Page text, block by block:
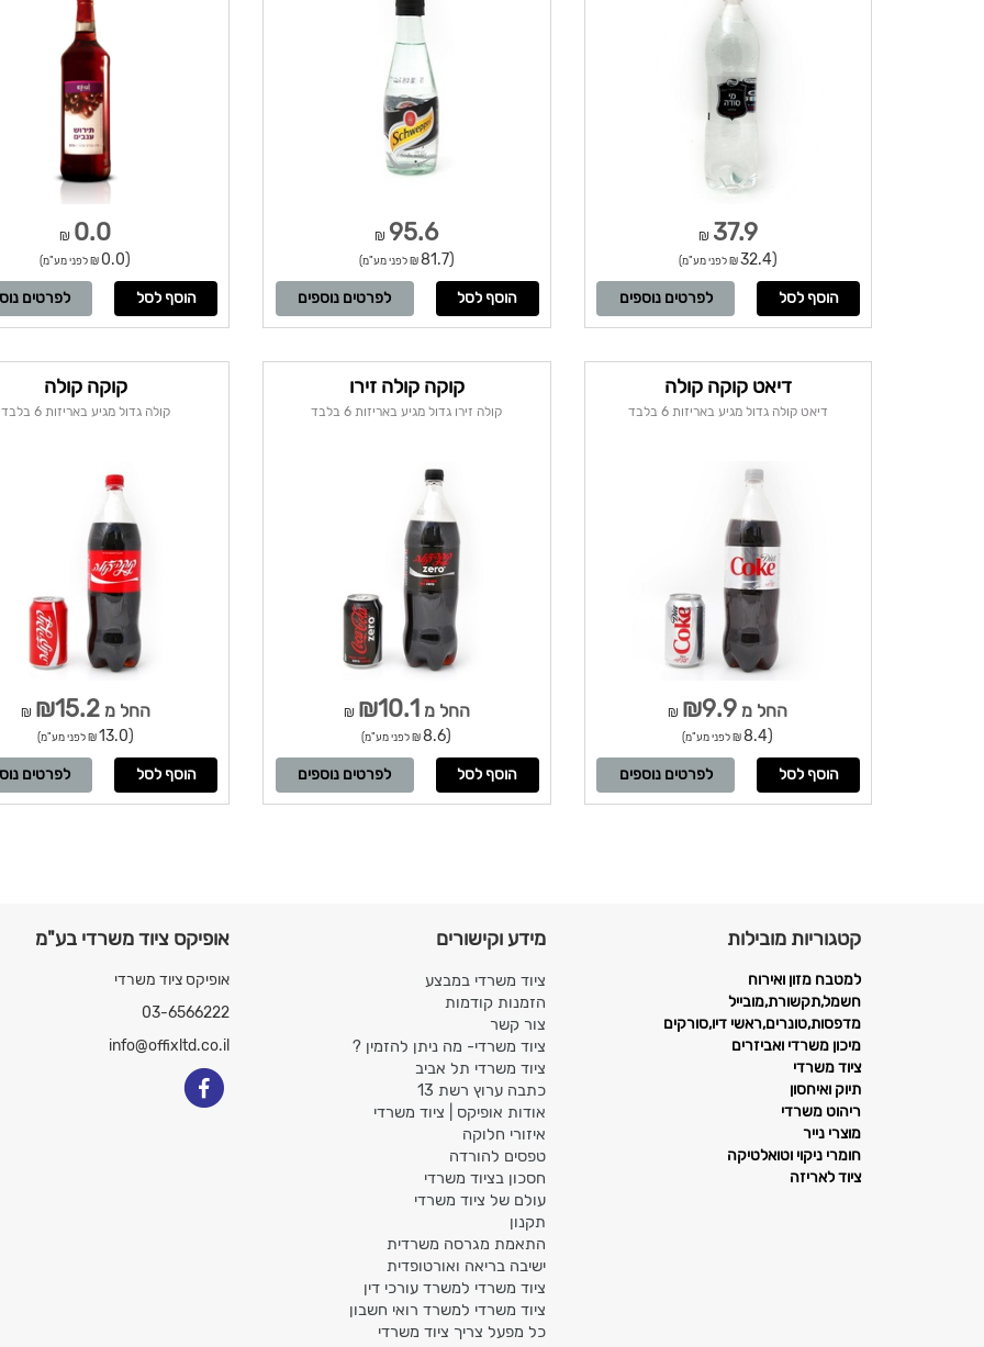
37.9
₪
(32.4 ₪ לפני מע"מ)
לפרטים נוספים
95.6
₪
(81.7 ₪ לפני מע"מ)
לפרטים נוספים
0.0
₪
(0.0 ₪ לפני מע"מ)
לפרטים
דיאט קוקה קולה
דיאט קולה גדול מגיע באריזות 6 בלבד
החל מ ₪9.9
₪
(8.4 ₪ לפני מע"מ)
לפרטים נוספים
קוקה קולה זירו
קולה זירו גדול מגיע באריזות 6 בלבד
החל מ₪10.1
₪
(8.6 ₪ לפני מע"מ)
לפרטים נוספים
קוקה קולה
קולה גדול מגיע באריזות 6 בלבד
החל מ₪15.2
₪
(13.0 ₪ לפני מע"מ)
לפרטים
אופיקס ציוד משרדי בע"מ
אופיקס ציוד משרדי
03-6566222
info@offixltd.co.il
מידע וקישורים
ציוד משרדי במבצע
הזמנות קודמות
צור קשר
ציוד משרדי- מה ניתן להזמין ?
ציוד משרדי תל אביב
כתבה ערוץ רשת 13
אודות אופיקס | ציוד משרדי
איזורי חלוקה
טפסים להורדה
חסכון בציוד משרדי
עולם של ציוד משרדי
תקנון
התאמת מגרסה משרדית
ישיבה בריאה ואורטופדית
ציוד משרדי למשרד עורכי דין
ציוד משרדי למשרד רואי חשבון
כל מפעל צריך ציוד משרדי
קטגוריות מובילות
למטבח מזון ואירוח
חשמל,תקשורת,מובייל
מדפסות,טונרים,ראשי דיו,סורקים
מיכון משרדי ואביזרים
ציוד משרדי
תיוק ואיחסון
ריהוט משרדי
מוצרי נייר
חומרי ניקוי וטואלטיקה
ציוד לאריזה